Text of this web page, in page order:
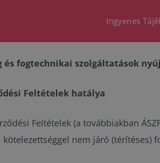
Ingyenes
és fogtechnikai szolgáltatások
Feltételek hatálya
Feltételek (a továbbiakban
kötelezettséggel nem járó (térítéses)